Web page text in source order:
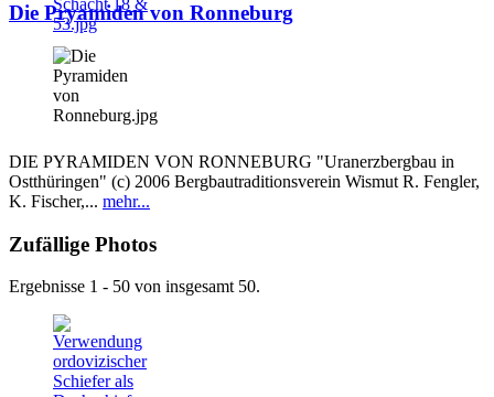
Die Pryamiden von Ronneburg
DIE PYRAMIDEN VON RONNEBURG "Uranerzbergbau in
Ostthüringen" (c) 2006 Bergbautraditionsverein Wismut R. Fengler,
K. Fischer,... mehr...
Zufällige Photos
Ergebnisse 1 - 50 von insgesamt 50.